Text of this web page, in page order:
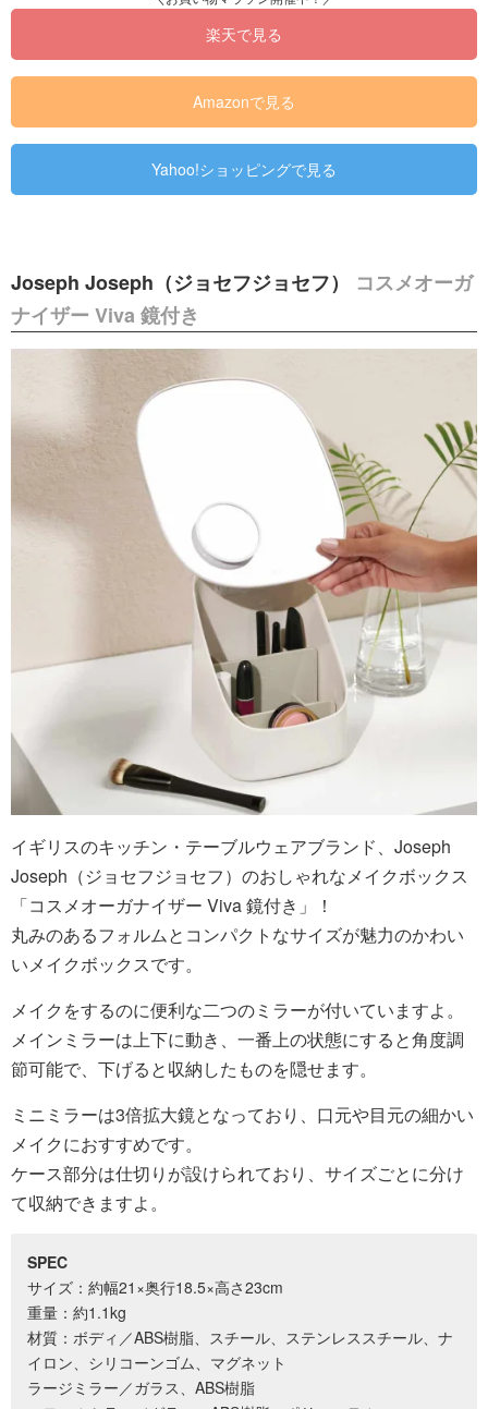
楽天で見る
Amazonで見る
Yahoo!ショッピングで見る
Joseph Joseph（ジョセフジョセフ） コスメオーガ
ナイザー Viva 鏡付き
イギリスのキッチン・テーブルウェアブランド、Joseph
Joseph（ジョセフジョセフ）のおしゃれなメイクボックス
「コスメオーガナイザー Viva 鏡付き」！
丸みのあるフォルムとコンパクトなサイズが魅力のかわい
いメイクボックスです。
メイクをするのに便利な二つのミラーが付いていますよ。
メインミラーは上下に動き、一番上の状態にすると角度調
節可能で、下げると収納したものを隠せます。
ミニミラーは3倍拡大鏡となっており、口元や目元の細かい
メイクにおすすめです。
ケース部分は仕切りが設けられており、サイズごとに分け
て収納できますよ。
SPEC
サイズ：約幅21×奥行18.5×高さ23cm
重量：約1.1kg
材質：ボディ／ABS樹脂、スチール、ステンレススチール、ナ
イロン、シリコーンゴム、マグネット
ラージミラー／ガラス、ABS樹脂